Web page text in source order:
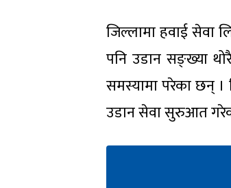
जिल्लामा हवाई सेवा
पनि उडान सङ्ख्या
समस्यामा परेका छन्
उडान सेवा सुरुआत